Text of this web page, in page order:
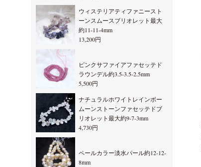
ウィステリアティファニースト
ーンスムースブリオレット最大
約11-11-4mm
13,200円
ピンクサファイアファセッテド
ラウンデル約3.5-3.5-2.5mm
5,500円
ナチュラルホワイトレインボー
ムーンストーンファセッテドブ
リオレット最大約9-7-3mm
4,730円
ペールカラー淡水パール約12-12-
8mm